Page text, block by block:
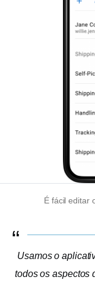
É fácil editar
Usamos o
todos os aspectos